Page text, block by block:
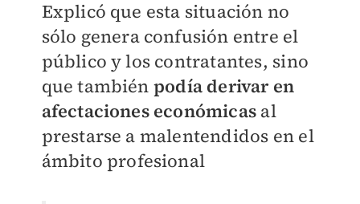
Explicó que esta situación no
sólo genera confusión entre el
público y los contratantes, sino
que también podía derivar en
afectaciones económicas al
prestarse a malentendidos en el
ámbito profesional